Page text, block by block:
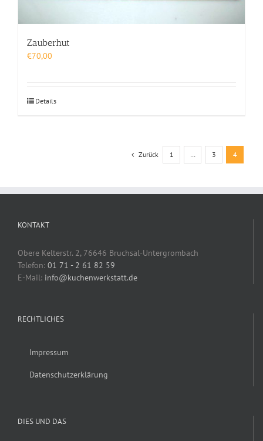
Zauberhut
€70,00
Details
Zurück 1 … 3 4
KONTAKT
Obere Kelterstr. 2, 76646 Bruchsal-Untergrombach
Telefon: 01 71 - 2 61 82 59
E-Mail: info@kuchenwerkstatt.de
RECHTLICHES
Impressum
Datenschutzerklärung
DIES UND DAS